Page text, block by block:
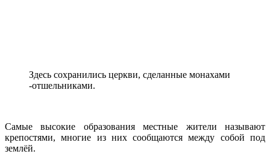
Здесь сохранились церкви, сделанные монахами
-отшельниками.
Самые высокие образования местные жители называют
крепостями, многие из них сообщаются между собой под
землёй.